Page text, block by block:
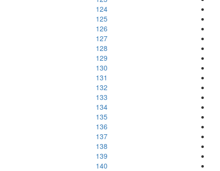
124
125
126
127
128
129
130
131
132
133
134
135
136
137
138
139
140